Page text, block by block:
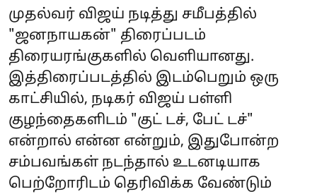
முதல்வர் விஜய் நடித்து சமீபத்தில்
"ஜனநாயகன்" திரைப்படம்
திரையரங்குகளில் வெளியானது.
இத்திரைப்படத்தில் இடம்பெறும் ஒரு
காட்சியில், நடிகர் விஜய் பள்ளி
குழந்தைகளிடம் "குட் டச், பேட் டச்"
என்றால் என்ன என்றும், இதுபோன்ற
சம்பவங்கள் நடந்தால் உடனடியாக
பெற்றோரிடம் தெரிவிக்க வேண்டும்